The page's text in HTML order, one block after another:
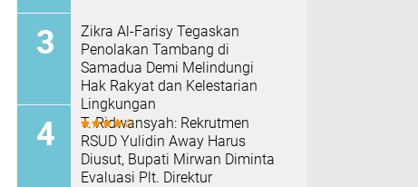
Zikra Al-Farisy Tegaskan
Penolakan Tambang di
Samadua Demi Melindungi
Hak Rakyat dan Kelestarian
Lingkungan
T. Ridwansyah: Rekrutmen
RSUD Yulidin Away Harus
Diusut, Bupati Mirwan Diminta
Evaluasi Plt. Direktur